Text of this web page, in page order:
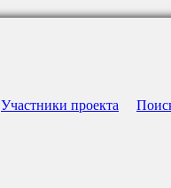
Участники проекта